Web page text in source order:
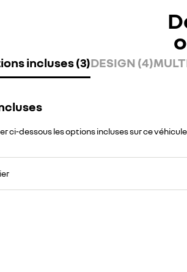
incluses (3)DESIGN (4)
ci-dessous les options incluses sur ce véhicule